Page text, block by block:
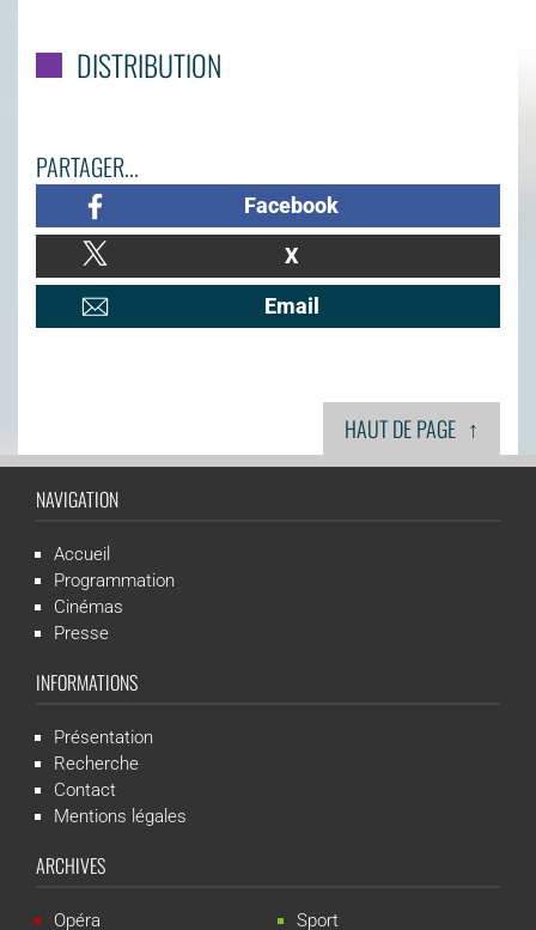
DISTRIBUTION
PARTAGER...
Facebook
X
Email
HAUT DE PAGE ↑
NAVIGATION
Accueil
Programmation
Cinémas
Presse
INFORMATIONS
Présentation
Recherche
Contact
Mentions légales
ARCHIVES
Opéra Sport